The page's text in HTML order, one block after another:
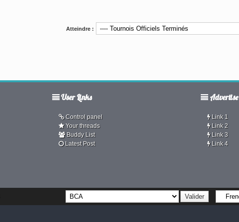
Atteindre :
User Links
Control panel
Your threads
Buddy List
Latest Post
Advertise
Link 1
Link 2
Link 3
Link 4